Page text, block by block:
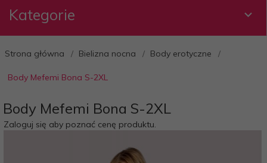
Kategorie
Strona główna Bielizna nocna Body erotyczne
Body Mefemi Bona S-2XL
Body Mefemi Bona S-2XL
Zaloguj się aby poznać cenę produktu.